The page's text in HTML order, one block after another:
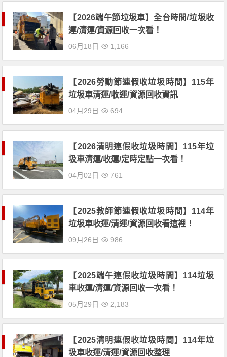
【2026端午節垃圾車】全台時間/垃圾收
運/清運/資源回收一次看！
06月18日 1,166
【2026勞動節連假收垃圾時間】115年
垃圾車清運/收運/資源回收資訊
04月29日 694
【2026清明連假收垃圾時間】115年垃
圾車清運/收運/定時定點一次看！
04月02日 761
【2025教師節連假收垃圾時間】114年
垃圾車收運/清運/資源回收看這裡！
09月26日 986
【2025端午連假收垃圾時間】114垃圾
車收運/清運/資源回收一次看！
05月29日 2,183
【2025清明連假收垃圾時間】114年垃
圾車收運/清運/資源回收整理